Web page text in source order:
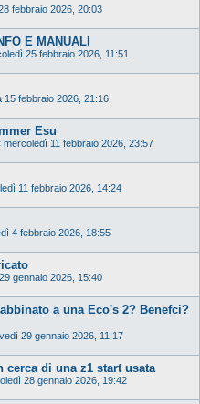
febbraio 2026, 20:03
E MANUALI
25 febbraio 2026, 11:51
15 febbraio 2026, 21:16
Esu
mercoledì 11 febbraio 2026, 23:57
11 febbraio 2026, 14:24
4 febbraio 2026, 18:55
gennaio 2026, 15:40
a una Eco's 2? Benefci?
29 gennaio 2026, 11:17
cerca di una z1 start usata
28 gennaio 2026, 19:42